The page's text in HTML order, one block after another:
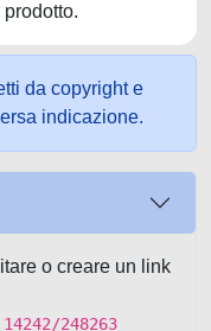
da copyright e
indicazione.
o creare un link
248263